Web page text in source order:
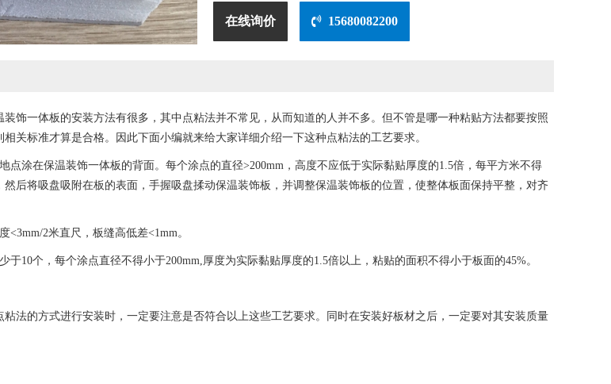
在线询价 15680082200
饰一体板的安装方法有很多，其中点粘法并不常见，从而知道的人并不多。但不管是哪一种粘贴方法都要按照
关标准才算是合格。因此下面小编就来给大家详细介绍一下这种点粘法的工艺要求。
涂在保温装饰一体板的背面。每个涂点的直径>200mm，高度不应低于实际黏贴厚度的1.5倍，每平方米不得
后将吸盘吸附在板的表面，手握吸盘揉动保温装饰板，并调整保温装饰板的位置，使整体板面保持平整，对齐
2米直尺，板缝高低差<1mm。
10个，每个涂点直径不得小于200mm,厚度为实际黏贴厚度的1.5倍以上，粘贴的面积不得小于板面的45%。
的方式进行安装时，一定要注意是否符合以上这些工艺要求。同时在安装好板材之后，一定要对其安装质量